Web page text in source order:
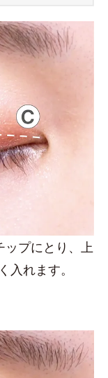
ップにとり、上
入れます。